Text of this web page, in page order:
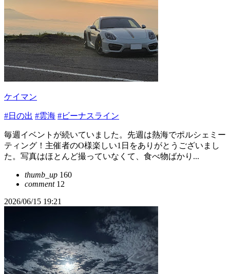
ケイマン
#日の出 #雲海 #ビーナスライン
毎週イベントが続いていました。先週は熱海でポルシェミー
ティング！主催者のO様楽しい1日をありがとうございまし
た。写真はほとんど撮っていなくて、食べ物ばかり...
thumb_up 160
comment12
2026/06/15 19:21